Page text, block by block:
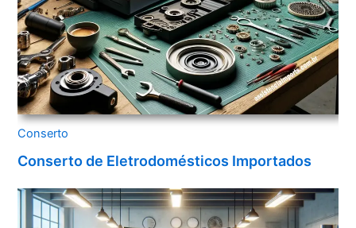
Conserto
Conserto de Eletrodomésticos Importados